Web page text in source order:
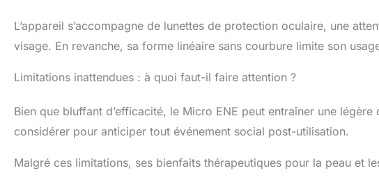
L’appareil s’accompagne de lunettes de protection oculaire, une
visage. En revanche, sa forme linéaire sans courbure limite son
Limitations inattendues : à quoi faut-il faire attention ?
Bien que bluffant d’efficacité, le Micro ENE peut entraîner une
considérer pour anticiper tout événement social post-utilisation.
Malgré ces limitations, ses bienfaits thérapeutiques pour la peau et